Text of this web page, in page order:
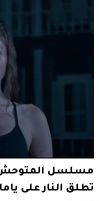
تطلق النار على